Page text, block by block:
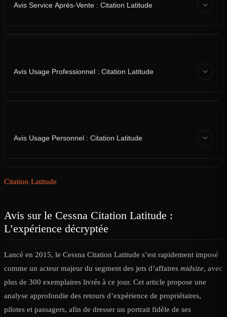
Avis Service Après-Vente : Citation Latitude
Avis Usage Professionnel : Citation Latitude
Avis Usage Personnel : Citation Latitude
Citation Latitude
Avis sur le Cessna Citation Latitude :
L’expérience décryptée
Lancé en 2015, le Cessna Citation Latitude s’est rapidement imposé
comme un acteur majeur du segment des jets d’affaires midsize, avec
plus de 300 exemplaires livrés à ce jour. Cet article propose une
analyse approfondie des retours d’expérience de propriétaires,
pilotes et passagers, afin de dresser un portrait fidèle de ses